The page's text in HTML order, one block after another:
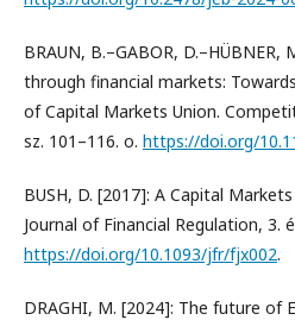
BRAUN, B.–GABOR, D.–HÜBNER,
through financial markets:
of Capital Markets Union.
sz. 101–116. o. https://doi.org/
BUSH, D. [2017]: A Capital
Journal of Financial Regulation, 3.
https://doi.org/10.1093/jfr/fjx002.
DRAGHI, M. [2024]: The future of